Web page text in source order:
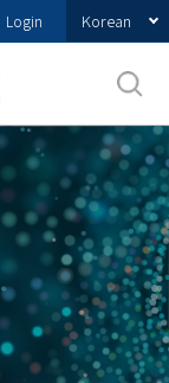
Login Korean